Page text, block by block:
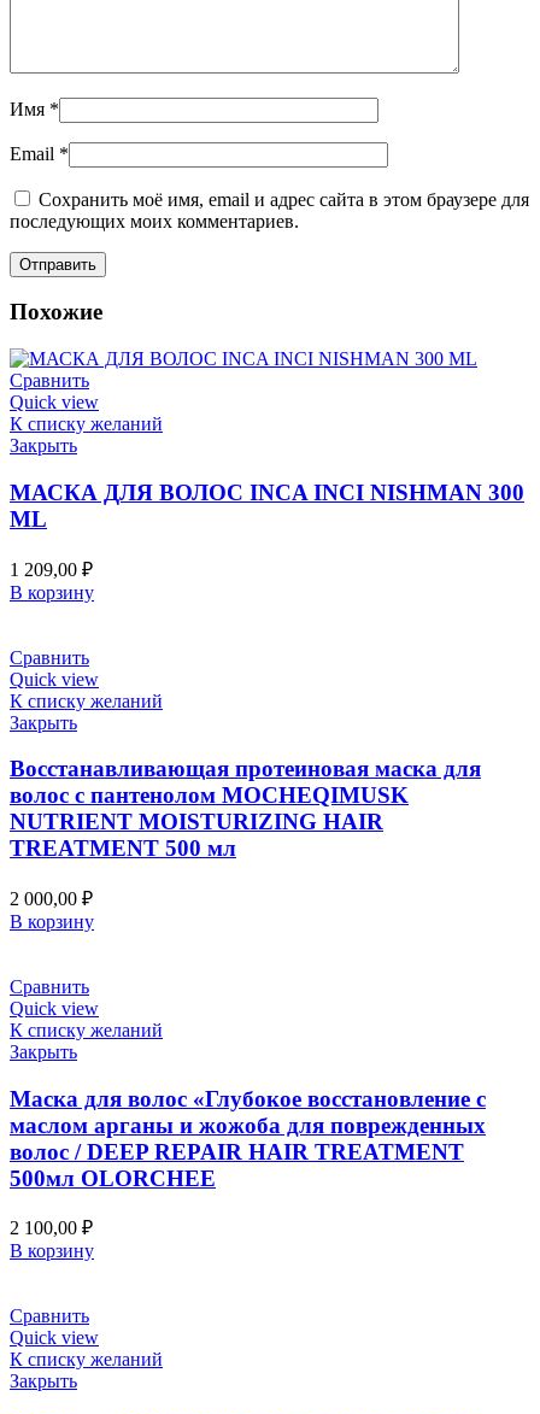
Имя *
Email *
Сохранить моё имя, email и адрес сайта в этом браузере для
последующих моих комментариев.
Похожие
Сравнить
Quick view
К списку желаний
Закрыть
МАСКА ДЛЯ ВОЛОС INCA INCI NISHMAN 300
ML
1 209,00 ₽
В корзину
Сравнить
Quick view
К списку желаний
Закрыть
Восстанавливающая протеиновая маска для
волос с пантенолом MOCHEQIMUSK
NUTRIENT MOISTURIZING HAIR
TREATMENT 500 мл
2 000,00 ₽
В корзину
Сравнить
Quick view
К списку желаний
Закрыть
Маска для волос «Глубокое восстановление с
маслом арганы и жожоба для поврежденных
волос / DEEP REPAIR HAIR TREATMENT
500мл OLORCHEE
2 100,00 ₽
В корзину
Сравнить
Quick view
К списку желаний
Закрыть